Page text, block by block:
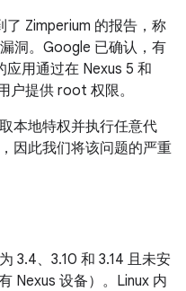
了 Zimperium 的报告，称
洞。Google 已确认，有
用通过在 Nexus 5 和
户提供 root 权限。
本地特权并执行任意代
因此我们将该问题的严重
3.4、3.10 和 3.14 且未安
Nexus 设备）。Linux 内